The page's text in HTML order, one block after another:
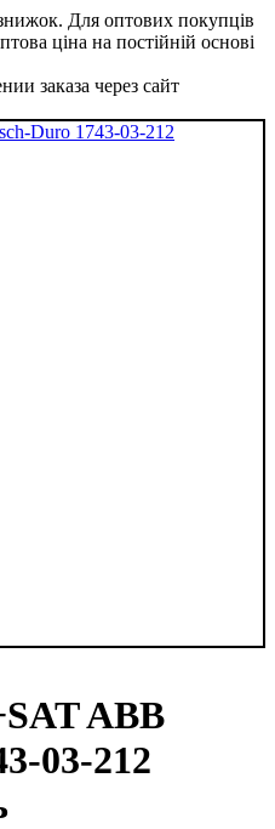
Для оптових покупців
ціна на постійній основі
заказа через сайт
ABB
03-212